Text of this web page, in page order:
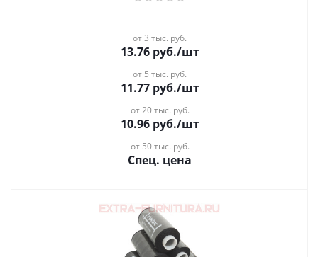
от 3 тыс. руб.
13.76руб./шт
от 5 тыс. руб.
11.77руб./шт
от 20 тыс. руб.
10.96руб./шт
от 50 тыс. руб.
Спец. цена